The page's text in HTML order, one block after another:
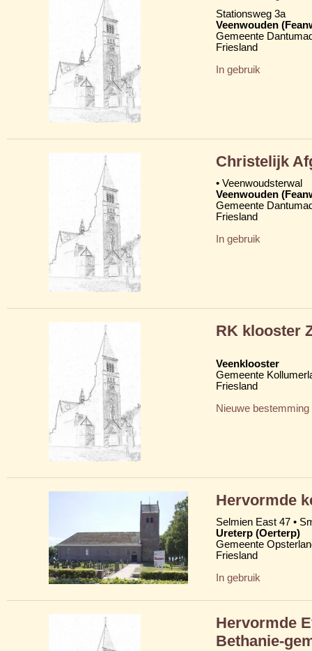
Stationsweg 3a
Veenwouden
Gemeente
Friesland
In gebruik
Christelijk
• Veenwoudsterwal
Veenwouden
Gemeente
Friesland
In gebruik
RK klooster
Veenklooster
Gemeente
Friesland
Nieuwe bestemming
Hervormde
Selmien East 47 •
Ureterp (Oerterp)
Gemeente
Friesland
In gebruik
Hervormde
Bethanie-